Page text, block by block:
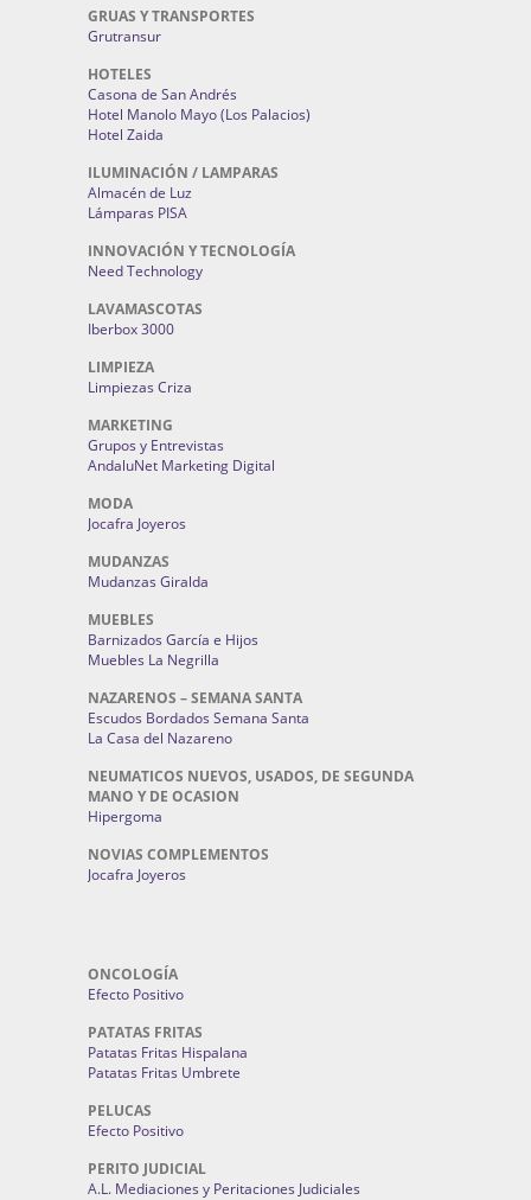
GRUAS Y TRANSPORTES
Grutransur
HOTELES
Casona de San Andrés
Hotel Manolo Mayo (Los Palacios)
Hotel Zaida
ILUMINACIÓN / LAMPARAS
Almacén de Luz
Lámparas PISA
INNOVACIÓN Y TECNOLOGÍA
Need Technology
LAVAMASCOTAS
Iberbox 3000
LIMPIEZA
Limpiezas Criza
MARKETING
Grupos y Entrevistas
AndaluNet Marketing Digital
MODA
Jocafra Joyeros
MUDANZAS
Mudanzas Giralda
MUEBLES
Barnizados García e Hijos
Muebles La Negrilla
NAZARENOS – SEMANA SANTA
Escudos Bordados Semana Santa
La Casa del Nazareno
NEUMATICOS NUEVOS, USADOS, DE SEGUNDA
MANO Y DE OCASION
Hipergoma
NOVIAS COMPLEMENTOS
Jocafra Joyeros
ONCOLOGÍA
Efecto Positivo
PATATAS FRITAS
Patatas Fritas Hispalana
Patatas Fritas Umbrete
PELUCAS
Efecto Positivo
PERITO JUDICIAL
A.L. Mediaciones y Peritaciones Judiciales